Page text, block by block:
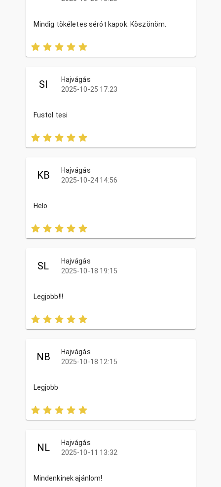
Mindig tökéletes sérót kapok. Köszönöm.
SI
Hajvágás
2025-10-25 17:23
Fustol tesi
KB
Hajvágás
2025-10-24 14:56
Helo
SL
Hajvágás
2025-10-18 19:15
Legjobb!!!
NB
Hajvágás
2025-10-18 12:15
Legjobb
NL
Hajvágás
2025-10-11 13:32
Mindenkinek ajánlom!